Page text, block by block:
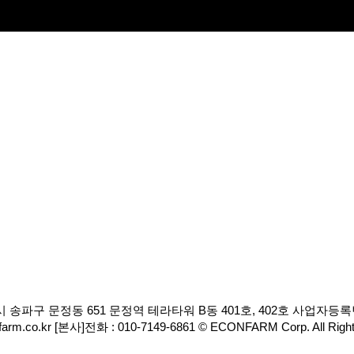
송파구 문정동 651 문정역 테라타워 B동 401호, 402호 사업자등
[본사]전화 : 010-7149-6861 © ECONFARM Corp. All